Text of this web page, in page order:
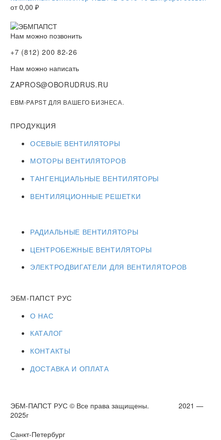
от0,00 ₽
Нам можно позвонить
+7 (812) 200 82-26
Нам можно написать
ZAPROS@OBORUDRUS.RU
EBM-PAPST ДЛЯ ВАШЕГО БИЗНЕСА.
ПРОДУКЦИЯ
ОСЕВЫЕ ВЕНТИЛЯТОРЫ
МОТОРЫ ВЕНТИЛЯТОРОВ
ТАНГЕНЦИАЛЬНЫЕ ВЕНТИЛЯТОРЫ
ВЕНТИЛЯЦИОННЫЕ РЕШЕТКИ
РАДИАЛЬНЫЕ ВЕНТИЛЯТОРЫ
ЦЕНТРОБЕЖНЫЕ ВЕНТИЛЯТОРЫ
ЭЛЕКТРОДВИГАТЕЛИ ДЛЯ ВЕНТИЛЯТОРОВ
ЭБМ-ПАПСТ РУС
О НАС
КАТАЛОГ
КОНТАКТЫ
ДОСТАВКА И ОПЛАТА
ЭБМ-ПАПСТ РУС © Все права защищены. 2021 —
2025г
Санкт-Петербург